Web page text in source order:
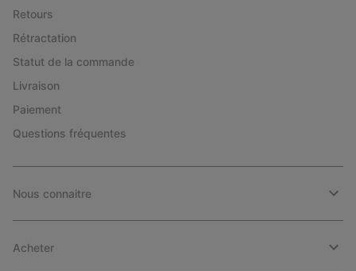
Retours
Rétractation
Statut de la commande
Livraison
Paiement
Questions fréquentes
Nous connaitre
Acheter